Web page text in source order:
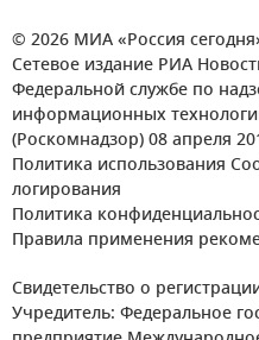
© 2026 МИА «Россия
Сетевое издание РИА
Федеральной службе по
информационных
(Роскомнадзор) 08 апреля
Политика использования
логирования
Политика
Правила применения
Свидетельство о
Учредитель: Федеральное